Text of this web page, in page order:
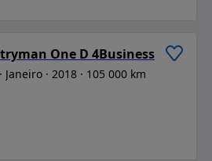
One D 4Business
Janeiro 2018 105 000 km